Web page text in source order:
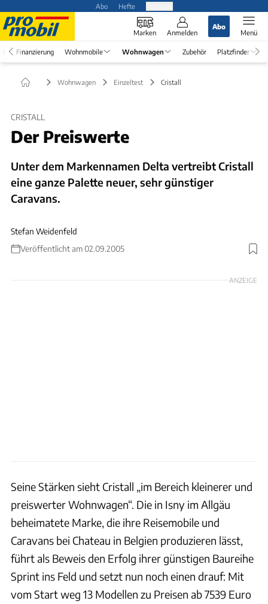
Abo Hefte
Marken Anmelden
Abo
Menü
Finanzierung Wohnmobile Wohnwagen Zubehör Platzfinder
Wohnwagen Einzeltest Cristall
CRISTALL
Der Preiswerte
Unter dem Markennamen Delta vertreibt Cristall
eine ganze Palette neuer, sehr günstiger
Caravans.
Stefan Weidenfeld
Veröffentlicht am 02.09.2005
ANZEIGE
Seine Stärken sieht Cristall „im Bereich kleinerer und
preiswerter Wohnwagen“. Die in Isny im Allgäu
beheimatete Marke, die ihre Reisemobile und
Caravans bei Chateau in Belgien produzieren lässt,
führt als Beweis den Erfolg ihrer günstigen Baureihe
Sprint ins Feld und setzt nun noch einen drauf: Mit
vom Start weg 13 Modellen zu Preisen ab 7539 Euro